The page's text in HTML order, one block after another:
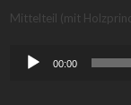
Mittelteil (mit
Audio-
Player
00:00